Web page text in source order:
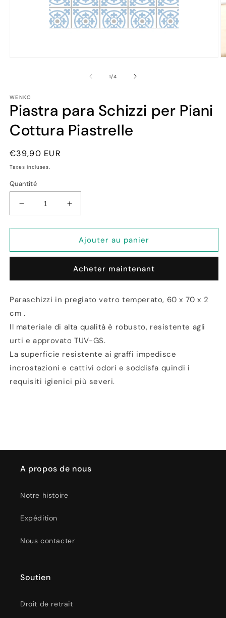
une
fenêtre
modale
1/de
4
WENKO
Piastra para Schizzi per Piani
Cottura Piastrelle
Prix
habituel
€39,90 EUR
Taxes incluses.
Quantité
Réduire
la
quantité
Piastra
per
Cottura
Piastrelle
Augmenter
la
quantité
Piastra
Schizzi
per
Cottura
Ajouter au panier
Acheter maintenant
Paraschizzi in pregiato vetro temperato, 60 x 70 x 2
cm .
Il materiale di alta qualità è robusto, resistente agli
urti e approvato TUV-GS.
La superficie resistente ai graffi impedisce
incrostazioni e cattivi odori e soddisfa quindi i
requisiti igienici più severi.
A propos de nous
Notre histoire
Expédition
Nous contacter
Soutien
Droit de retrait